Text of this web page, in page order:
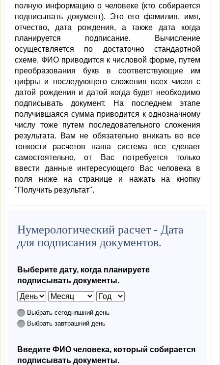
полную информацию о человеке (кто собирается
подписывать документ). Это его фамилия, имя,
отчество, дата рождения, а также дата когда
планируется подписание. Вычисление
осуществляется по достаточно стандартной
схеме, ФИО приводится к числовой форме, путем
преобразования букв в соответствующие им
цифры и последующего сложения всех чисел с
датой рождения и датой когда будет необходимо
подписывать документ. На последнем этапе
получившаяся сумма приводится к однозначному
числу тоже путем последовательного сложения
результата. Вам не обязательно вникать во все
тонкости расчетов наша система все сделает
самостоятельно, от Вас потребуется только
ввести данные интересующего Вас человека в
поля ниже на странице и нажать на кнопку
"Получить результат".
Нумерологический расчет - Дата
для подписания документов.
Выберите дату, когда планируете
подписывать документы.
Выбрать сегодняшний день
Выбрать завтрашний день
Введите ФИО человека, который собирается
подписывать документы.